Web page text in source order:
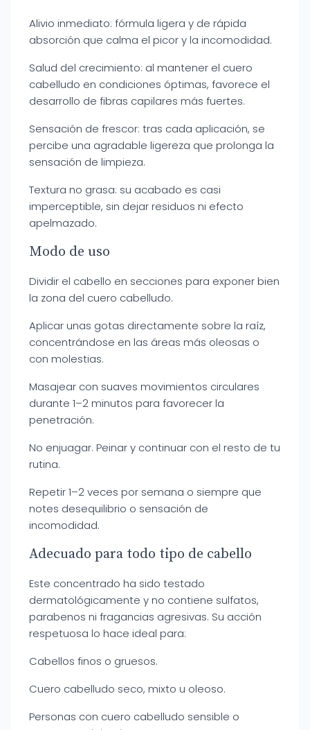
Alivio inmediato: fórmula ligera y de rápida
absorción que calma el picor y la incomodidad.
Salud del crecimiento: al mantener el cuero
cabelludo en condiciones óptimas, favorece el
desarrollo de fibras capilares más fuertes.
Sensación de frescor: tras cada aplicación, se
percibe una agradable ligereza que prolonga la
sensación de limpieza.
Textura no grasa: su acabado es casi
imperceptible, sin dejar residuos ni efecto
apelmazado.
Modo de uso
Dividir el cabello en secciones para exponer bien
la zona del cuero cabelludo.
Aplicar unas gotas directamente sobre la raíz,
concentrándose en las áreas más oleosas o
con molestias.
Masajear con suaves movimientos circulares
durante 1–2 minutos para favorecer la
penetración.
No enjuagar. Peinar y continuar con el resto de tu
rutina.
Repetir 1–2 veces por semana o siempre que
notes desequilibrio o sensación de
incomodidad.
Adecuado para todo tipo de cabello
Este concentrado ha sido testado
dermatológicamente y no contiene sulfatos,
parabenos ni fragancias agresivas. Su acción
respetuosa lo hace ideal para:
Cabellos finos o gruesos.
Cuero cabelludo seco, mixto u oleoso.
Personas con cuero cabelludo sensible o